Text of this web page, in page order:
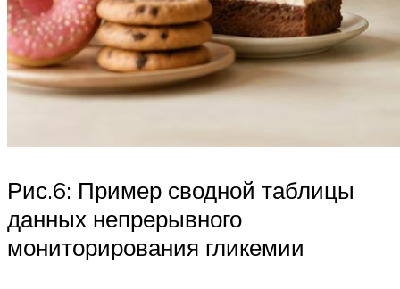
Рис.6: Пример сводной таблицы
данных непрерывного
мониторирования гликемии